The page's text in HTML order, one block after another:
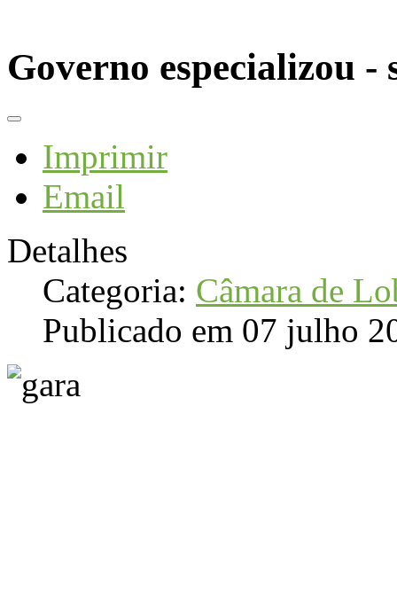
Governo especializou -
Imprimir
Email
Detalhes
Categoria: Câmara de
Publicado em 07 julho